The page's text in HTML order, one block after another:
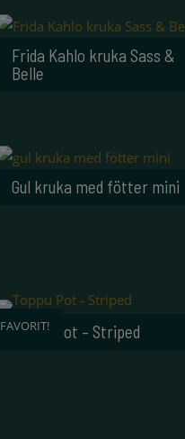
Frida Kahlo kruka Sass &
Belle
Gul kruka med fötter mini
FAVORIT!
Toppu Pot – Striped